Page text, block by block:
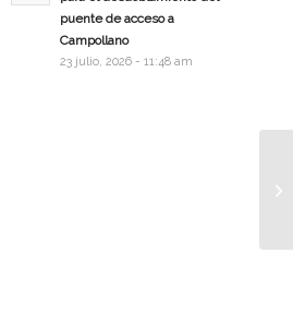
puente de acceso a
Campollano
23 julio, 2026 - 11:48 am